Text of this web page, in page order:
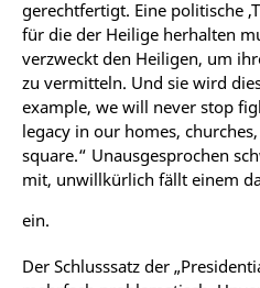
gerechtfertigt. Eine politische
für die der Heilige herhalten
verzweckt den Heiligen, um
zu vermitteln. Und sie wird
example, we will never stop
legacy in our homes,
square.“ Unausgesprochen
mit, unwillkürlich fällt einem
ein.
Der Schlusssatz der